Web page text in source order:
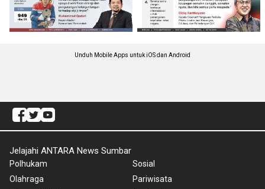
Unduh Mobile Apps untuk iOS dan Android
Jelajahi ANTARA News Sumbar
Polhukam
Olahraga
Sosial
Pariwisata